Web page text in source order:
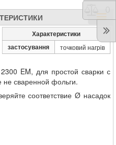
Характеристики
застосування
точковий нагрів
EM, для простой сварки с
сваренной фольги.
соответствие Ø насадок